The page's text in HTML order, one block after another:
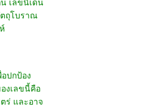
เลขนี้เด่น
ตถุโบราณ
ปกป้อง
งเลขนี้คือ
ร่ และอาจ